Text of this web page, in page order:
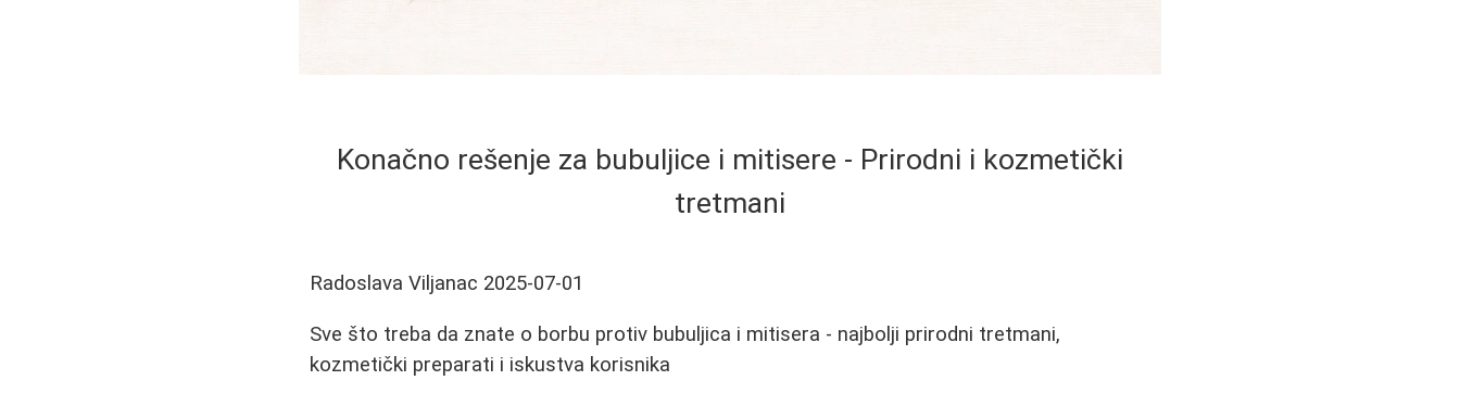
Konačno rešenje za bubuljice i mitisere - Prirodni i kozmetički
tretmani
Radoslava Viljanac 2025-07-01
Sve što treba da znate o borbu protiv bubuljica i mitisera - najbolji prirodni tretmani,
kozmetički preparati i iskustva korisnika